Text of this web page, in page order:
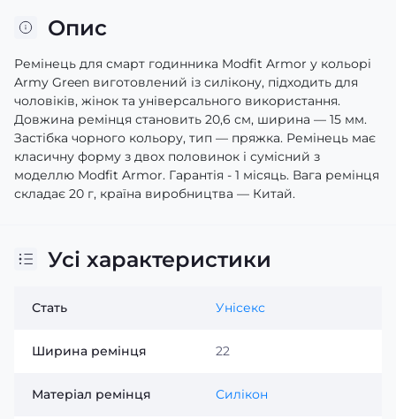
Опис
Ремінець для смарт годинника Modfit Armor у кольорі
Army Green виготовлений із силікону, підходить для
чоловіків, жінок та універсального використання.
Довжина ремінця становить 20,6 см, ширина — 15 мм.
Застібка чорного кольору, тип — пряжка. Ремінець має
класичну форму з двох половинок і сумісний з
моделлю Modfit Armor. Гарантія - 1 місяць. Вага ремінця
складає 20 г, країна виробництва — Китай.
Усі характеристики
Стать Унісекс
Ширина ремінця 22
Матеріал ремінця Силікон